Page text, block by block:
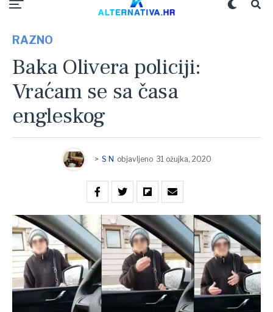
RAZNO
Baka Olivera policiji:
Vraćam se sa časa
engleskog
> S N objavljeno 31 ožujka, 2020